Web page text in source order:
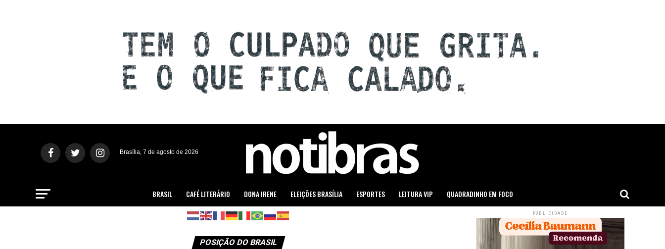
Brasília, 7 de agosto de 2026
BRASIL CAFÉ LITERÁRIO DONA IRENE ELEIÇÕES BRASÍLIA ESPORTES LEITURA VIP QUADRADINHO EM FOCO
POSIÇÃO DO BRASIL
PUBLICIDADE